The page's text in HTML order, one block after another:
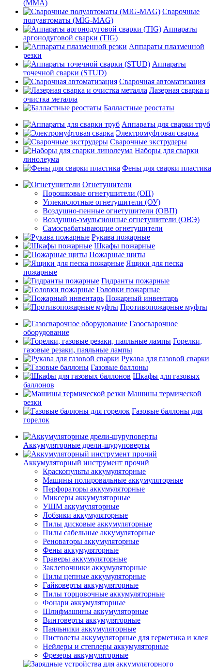
(MMA)
Сварочные
полуавтоматы (MIG-MAG)
Аппараты
аргонодуговой сварки (TIG)
Аппараты плазменной
резки
Аппараты
точечной сварки (STUD)
Сварочная автоматизация
Лазерная сварка и
очистка металла
Балластные реостаты
Аппараты для сварки труб
Электромуфтовая сварка
Сварочные экструдеры
Наборы для сварки
линолеума
Фены для сварки пластика
Огнетушители
Порошковые огнетушители (ОП)
Углекислотные огнетушители (ОУ)
Воздушно-пенные огнетушители (ОВП)
Воздушно-эмульсионные огнетушители (ОВЭ)
Самосрабатывающие огнетушители
Рукава пожарные
Шкафы пожарные
Пожарные щиты
Ящики для песка
пожарные
Гидранты пожарные
Головки пожарные
Пожарный инвентарь
Противопожарные муфты
Газосварочное
оборудование
Горелки,
газовые резаки, паяльные лампы
Рукава для газовой сварки
Газовые баллоны
Шкафы для газовых
баллонов
Машины термической
резки
Газовые баллоны для
горелок
Аккумуляторные дрели-шуруповерты
Аккумуляторный инструмент прочий
Краскопульты аккумуляторные
Машины полировальные аккумуляторные
Перфораторы аккумуляторные
Миксеры аккумуляторные
УШМ аккумуляторные
Лобзики аккумуляторные
Пилы дисковые аккумуляторные
Пилы сабельные аккумуляторные
Реноваторы аккумуляторные
Фены аккумуляторные
Граверы аккумуляторные
Заклепочники аккумуляторные
Пилы цепные аккумуляторные
Гайковерты аккумуляторные
Пилы торцовочные аккумуляторные
Фонари аккумуляторные
Шлифмашины аккумуляторные
Винтоверты аккумуляторные
Паяльники аккумуляторные
Пистолеты аккумуляторные для герметика и клея
Нейлеры и степлеры аккумуляторные
Фрезеры аккумуляторные